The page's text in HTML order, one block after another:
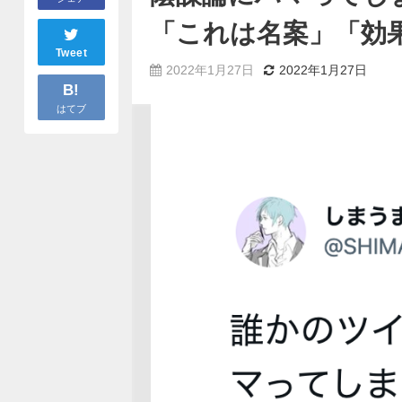
Tweet
B!
はてブ
「これは名案」「効
2022年1月27日 2022年1月27日